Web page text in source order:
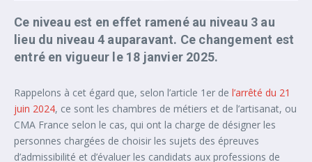
Ce niveau est en effet ramené au niveau 3 au
lieu du niveau 4 auparavant. Ce changement est
entré en vigueur le 18 janvier 2025.
Rappelons à cet égard que, selon l’article 1er de l’arrêté du 21
juin 2024, ce sont les chambres de métiers et de l’artisanat, ou
CMA France selon le cas, qui ont la charge de désigner les
personnes chargées de choisir les sujets des épreuves
d’admissibilité et d’évaluer les candidats aux professions de